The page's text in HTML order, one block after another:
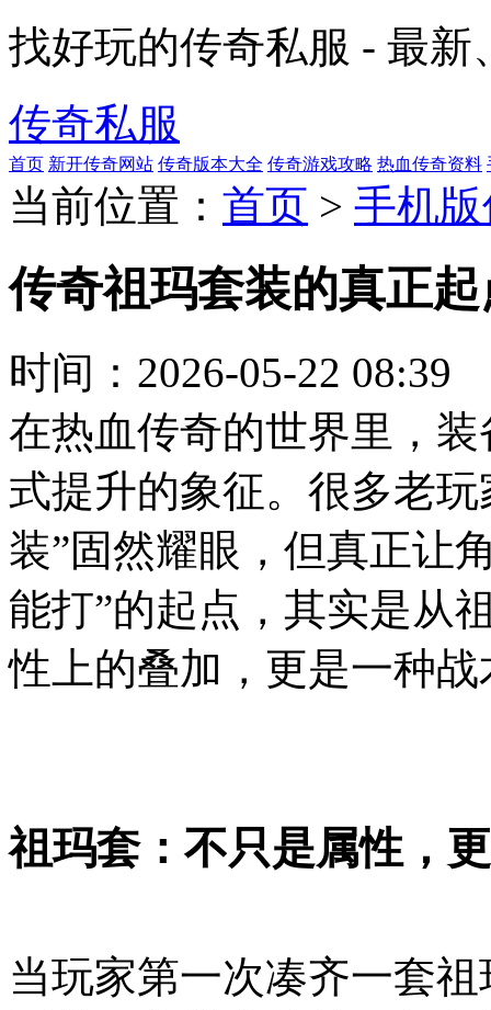
找好玩的传奇私服 - 最
传奇私服
首页 新开传奇网站 传奇版本大全 传奇游戏攻略 热血传奇资料
当前位置： 首页 > 手机
传奇祖玛套装的真正
时间： 2026-05-22 08:39
在热血传奇的世界里，
式提升的象征。很多老
装”固然耀眼，但真正让
能打”的起点，其实是从
性上的叠加，更是一种
祖玛套：不只是属性，
当玩家第一次凑齐一套